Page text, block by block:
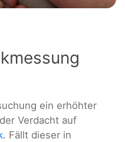
ein erhöhter
Verdacht auf
. Fällt dieser in